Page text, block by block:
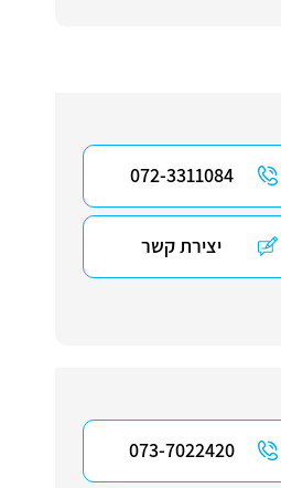
072-3311084
יצירת קשר
073-7022420